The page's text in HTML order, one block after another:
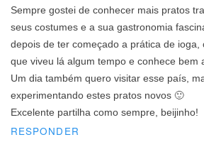
Sempre gostei de conhecer mais pratos
seus costumes e a sua gastronomia
depois de ter começado a prática de ioga,
que viveu lá algum tempo e conhece bem
Um dia também quero visitar esse país,
experimentando estes pratos novos 🙂
Excelente partilha como sempre, beijinho!
RESPONDER